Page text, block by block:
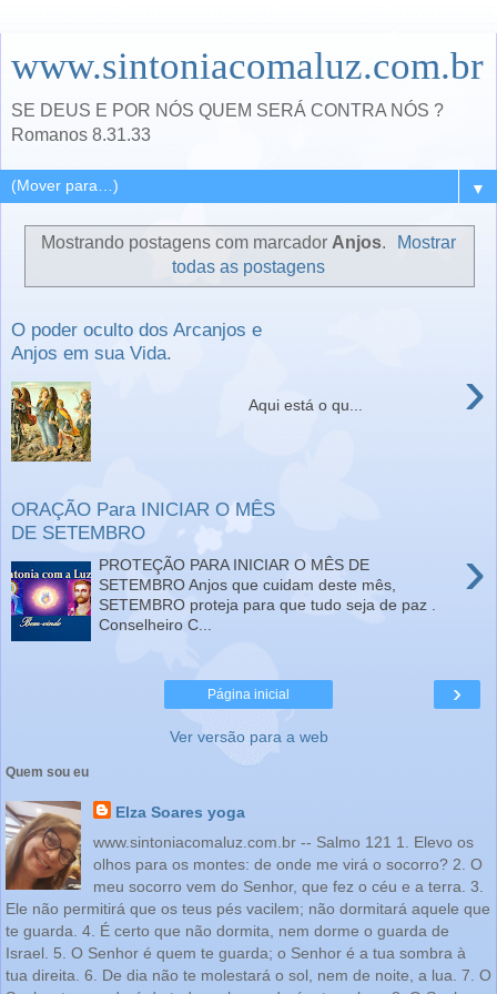
www.sintoniacomaluz.com.br
SE DEUS E POR NÓS QUEM SERÁ CONTRA NÓS ?
Romanos 8.31.33
▼
Mostrando postagens com marcador Anjos.
Mostrar
todas as postagens
O poder oculto dos Arcanjos e
Anjos em sua Vida.
›
Aqui está o qu...
ORAÇÃO Para INICIAR O MÊS
DE SETEMBRO
›
PROTEÇÃO PARA INICIAR O MÊS DE
SETEMBRO Anjos que cuidam deste mês,
SETEMBRO proteja para que tudo seja de paz .
Conselheiro C...
›
Página inicial
Ver versão para a web
Quem sou eu
Elza Soares yoga
www.sintoniacomaluz.com.br -- Salmo 121 1. Elevo os
olhos para os montes: de onde me virá o socorro? 2. O
meu socorro vem do Senhor, que fez o céu e a terra. 3.
Ele não permitirá que os teus pés vacilem; não dormitará aquele que
te guarda. 4. É certo que não dormita, nem dorme o guarda de
Israel. 5. O Senhor é quem te guarda; o Senhor é a tua sombra à
tua direita. 6. De dia não te molestará o sol, nem de noite, a lua. 7. O